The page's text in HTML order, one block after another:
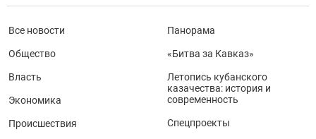
Все новости
Общество
Власть
Экономика
Происшествия
Панорама
«Битва за Кавказ»
Летопись кубанского
казачества: история и
современность
Спецпроекты